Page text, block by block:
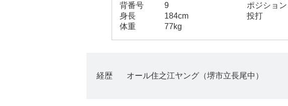
背番号
9 ポジション
身長
184cm 投打
体重
77kg
経歴 オール住之江ヤング（堺市立長尾中）